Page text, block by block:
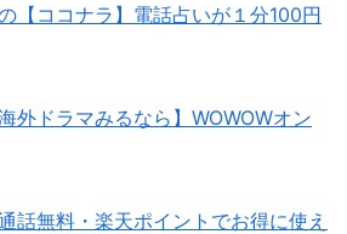
【ココナラ】電話占いが１分100円
外ドラマみるなら】WOWOWオン
話無料・楽天ポイントでお得に使え